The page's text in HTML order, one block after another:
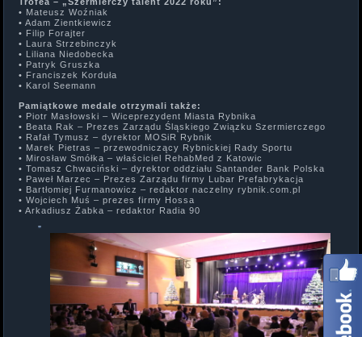
• Mateusz Woźniak
• Adam Zientkiewicz
• Filip Forajter
• Laura Strzebinczyk
• Liliana Niedobecka
• Patryk Gruszka
• Franciszek Korduła
• Karol Seemann
Pamiątkowe medale otrzymali także:
• Piotr Masłowski – Wiceprezydent Miasta Rybnika
• Beata Rak – Prezes Zarządu Śląskiego Związku Szermierczego
• Rafał Tymusz – dyrektor MOSiR Rybnik
• Marek Pietras – przewodniczący Rybnickiej Rady Sportu
• Mirosław Smółka – właściciel RehabMed z Katowic
• Tomasz Chwaciński – dyrektor oddziału Santander Bank Polska
• Paweł Marzec – Prezes Zarządu firmy Lubar Prefabrykacja
• Bartłomiej Furmanowicz – redaktor naczelny rybnik.com.pl
• Wojciech Muś – prezes firmy Hossa
• Arkadiusz Żabka – redaktor Radia 90